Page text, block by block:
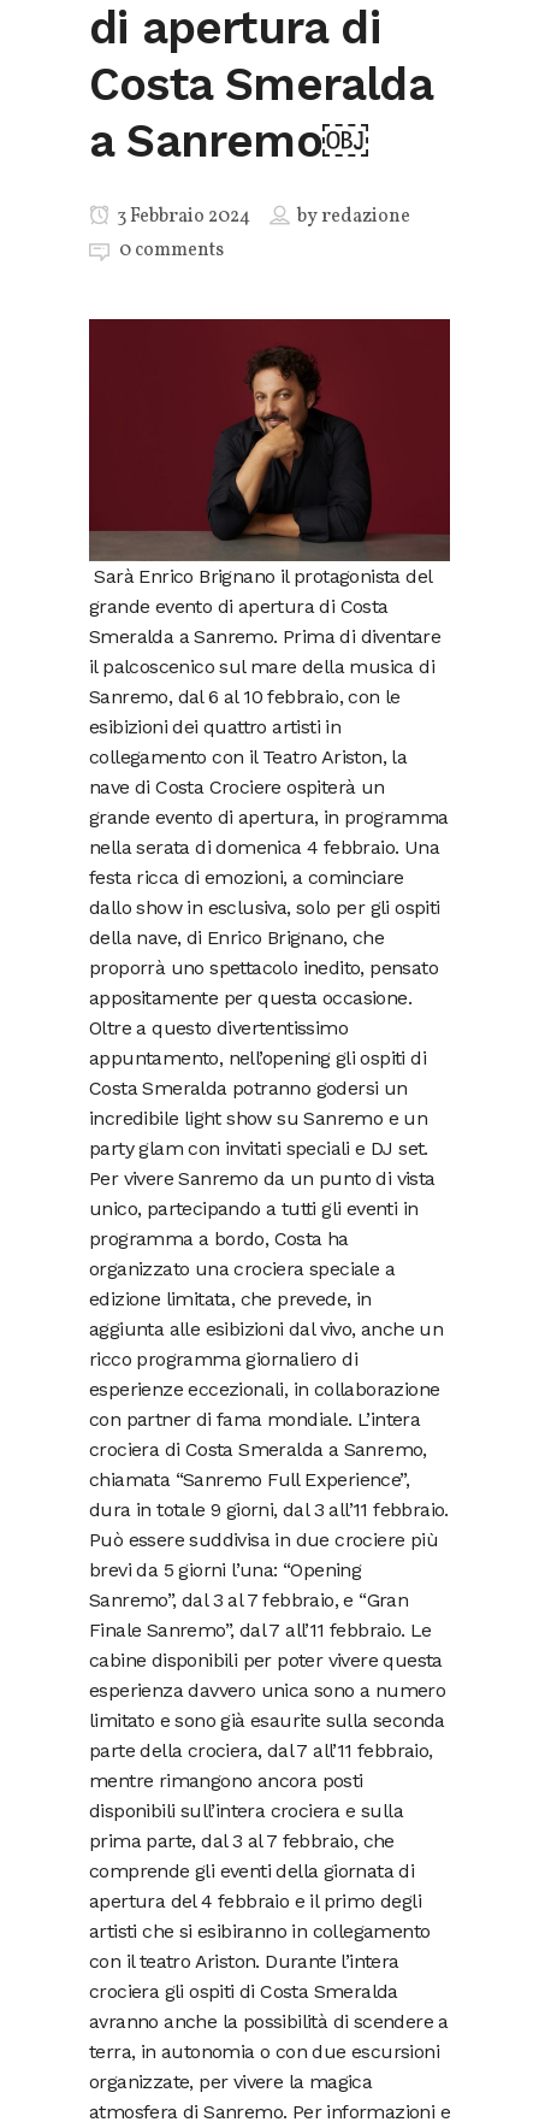
di apertura di
Costa Smeralda
a Sanremo￼
3 Febbraio 2024 byredazione
0 comments
Sarà Enrico Brignano il protagonista del
grande evento di apertura di Costa
Smeralda a Sanremo. Prima di diventare
il palcoscenico sul mare della musica di
Sanremo, dal 6 al 10 febbraio, con le
esibizioni dei quattro artisti in
collegamento con il Teatro Ariston, la
nave di Costa Crociere ospiterà un
grande evento di apertura, in programma
nella serata di domenica 4 febbraio. Una
festa ricca di emozioni, a cominciare
dallo show in esclusiva, solo per gli ospiti
della nave, di Enrico Brignano, che
proporrà uno spettacolo inedito, pensato
appositamente per questa occasione.
Oltre a questo divertentissimo
appuntamento, nell’opening gli ospiti di
Costa Smeralda potranno godersi un
incredibile light show su Sanremo e un
party glam con invitati speciali e DJ set.
Per vivere Sanremo da un punto di vista
unico, partecipando a tutti gli eventi in
programma a bordo, Costa ha
organizzato una crociera speciale a
edizione limitata, che prevede, in
aggiunta alle esibizioni dal vivo, anche un
ricco programma giornaliero di
esperienze eccezionali, in collaborazione
con partner di fama mondiale. L’intera
crociera di Costa Smeralda a Sanremo,
chiamata “Sanremo Full Experience”,
dura in totale 9 giorni, dal 3 all’11 febbraio.
Può essere suddivisa in due crociere più
brevi da 5 giorni l’una: “Opening
Sanremo”, dal 3 al 7 febbraio, e “Gran
Finale Sanremo”, dal 7 all’11 febbraio. Le
cabine disponibili per poter vivere questa
esperienza davvero unica sono a numero
limitato e sono già esaurite sulla seconda
parte della crociera, dal 7 all’11 febbraio,
mentre rimangono ancora posti
disponibili sull’intera crociera e sulla
prima parte, dal 3 al 7 febbraio, che
comprende gli eventi della giornata di
apertura del 4 febbraio e il primo degli
artisti che si esibiranno in collegamento
con il teatro Ariston. Durante l’intera
crociera gli ospiti di Costa Smeralda
avranno anche la possibilità di scendere a
terra, in autonomia o con due escursioni
organizzate, per vivere la magica
atmosfera di Sanremo. Per informazioni e